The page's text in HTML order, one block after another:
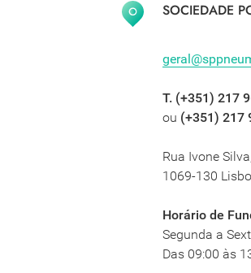
SOCIEDADE
T. (+351) 217
ou (+351) 217
Rua Ivone
1069-130
Horário de
Segunda a
Das 09:00 às